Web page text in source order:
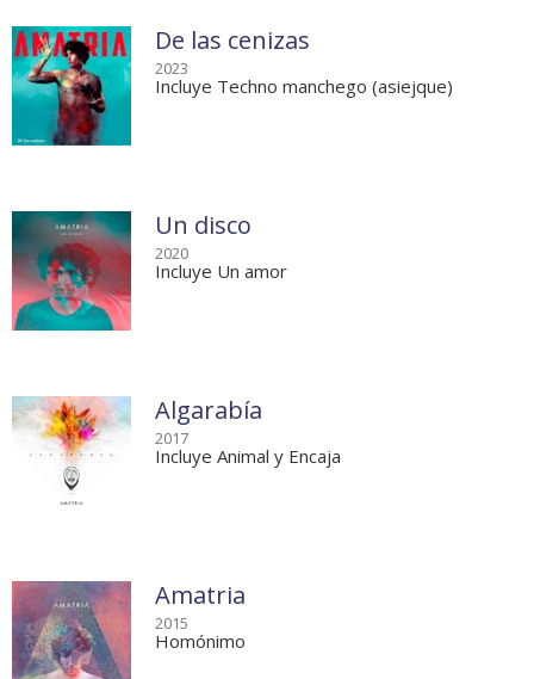
De las cenizas
2023
Incluye Techno manchego (asiejque)
Un disco
2020
Incluye Un amor
Algarabía
2017
Incluye Animal y Encaja
Amatria
2015
Homónimo